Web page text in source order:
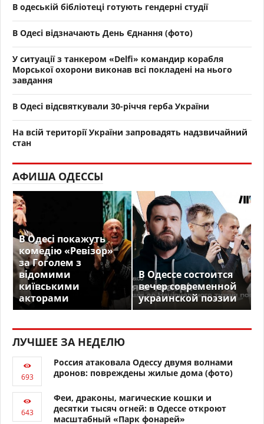
В одеській бібліотеці готують гендерні студії
В Одесі відзначають День Єднання (фото)
У ситуації з танкером «Delfi» командир корабля
Морської охорони виконав всі покладені на нього
завдання
В Одесі відсвяткували 30-річчя герба України
На всій території України запровадять надзвичайний
стан
АФИША ОДЕССЫ
В Одесі покажуть
комедію «Ревізор»
за Гоголем з
відомими
київськими
акторами
В Одессе состоится
вечер современной
украинской поэзии
ЛУЧШЕЕ ЗА НЕДЕЛЮ
Россия атаковала Одессу двумя волнами
дронов: повреждены жилые дома (фото)
Феи, драконы, магические кошки и
десятки тысяч огней: в Одессе откроют
масштабный «Парк фонарей»